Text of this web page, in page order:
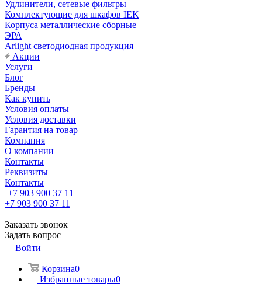
Удлинители, сетевые фильтры
Комплектующие для шкафов IEK
Корпуса металлические сборные
ЭРА
Arlight светодиодная продукция
Акции
Услуги
Блог
Бренды
Как купить
Условия оплаты
Условия доставки
Гарантия на товар
Компания
О компании
Контакты
Реквизиты
Контакты
+7 903 900 37 11
+7 903 900 37 11
Заказать звонок
Задать вопрос
Войти
Корзина0
Избранные товары0